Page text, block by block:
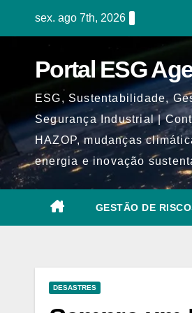
sex. ago 7th, 2026
Portal ESG
ESG, Sustentabilidade,
Segurança Industrial |
HAZOP, mudanças
energia e inovação
GESTÃO DE
DESASTRES